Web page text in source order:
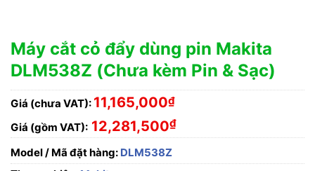
Máy cắt cỏ đẩy dùng pin Makita
DLM538Z (Chưa kèm Pin & Sạc)
Giá (chưa VAT): 11,165,000₫
Giá (gồm VAT): 12,281,500₫
Model / Mã đặt hàng: DLM538Z